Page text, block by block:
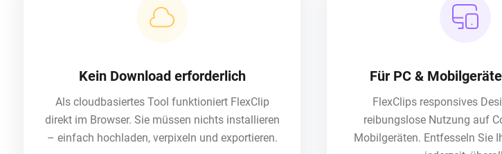
Kein Download erforderlich
Als cloudbasiertes Tool funktioniert FlexClip
direkt im Browser. Sie müssen nichts installieren
– einfach hochladen, verpixeln und exportieren.
Für PC &
FlexClips responsives
reibungslose Nutzung auf
Mobilgeräten. Entfesseln Sie